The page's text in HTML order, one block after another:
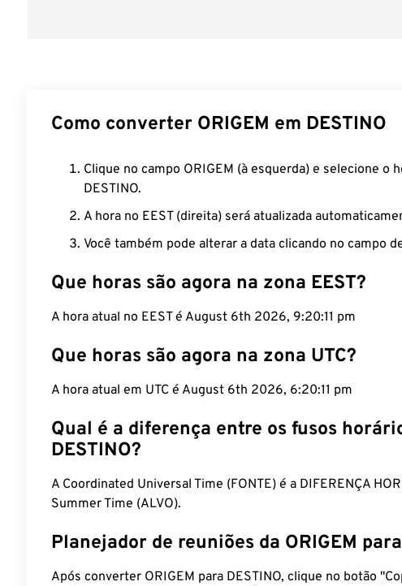
Como converter ORIGEM em DESTINO
Clique no campo ORIGEM (à esquerda) e selecione o
DESTINO.
A hora no EEST (direita) será atualizada
Você também pode alterar a data clicando no campo
Que horas são agora na zona EEST?
A hora atual no EEST é August 6th 2026, 9:20:12 pm
Que horas são agora na zona UTC?
A hora atual em UTC é August 6th 2026, 6:20:12 pm
Qual é a diferença entre os fusos
DESTINO?
A Coordinated Universal Time (FONTE) é a DIFERENÇA
Summer Time (ALVO).
Planejador de reuniões da ORIGEM
Após converter ORIGEM para DESTINO, clique no botão